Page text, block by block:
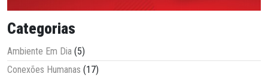
Categorias
Ambiente Em Dia (5)
Conexões Humanas (17)